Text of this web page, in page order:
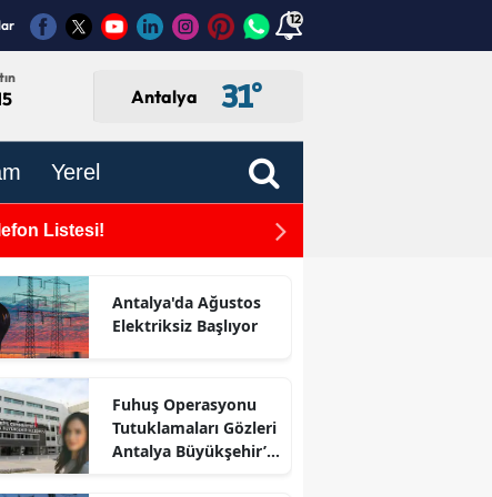
12
Antalya 31°
Yerel
Listesi! Antalya Büyükşehir
Antalya'da Ağustos
Elektriksiz Başlıyor
Fuhuş Operasyonu
Tutuklamaları Gözleri
Antalya Büyükşehir’e